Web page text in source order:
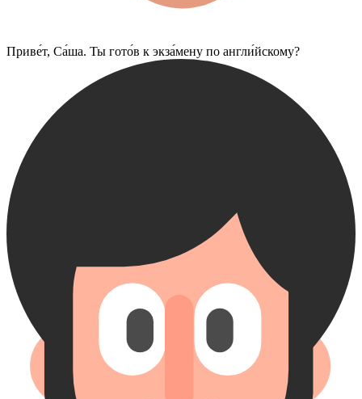
Приве́т, Са́ша. Ты гото́в к экза́мену по англи́йскому?